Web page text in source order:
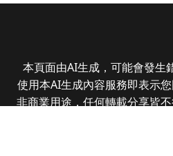
本頁面由AI生成，可能會發生
使用本AI生成內容服務即表示
非商業用途，任何轉載分享皆